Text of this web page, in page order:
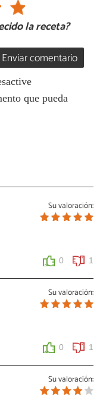
la receta?
Enviar comentario
que pueda
Su valoración:
0 1
Su valoración:
0 1
Su valoración: